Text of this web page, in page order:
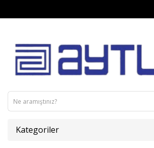
Kategoriler